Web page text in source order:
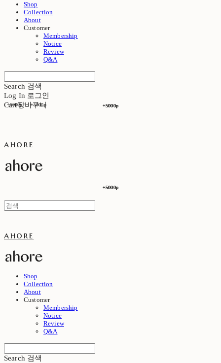
Shop
Collection
About
Customer
Membership
Notice
Review
Q&A
Search 검색
Log In
+5000p
로그인
+5000p +5000p
+5000p
Cart장바구니
ahore
+5000p
+5000p
ahore
Shop
Collection
About
Customer
Membership
Notice
Review
Q&A
Search 검색